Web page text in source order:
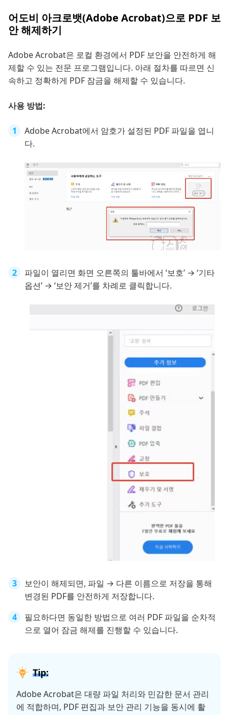
어도비 아크로뱃(Adobe Acrobat)으로 PDF 보
안 해제하기
Adobe Acrobat은 로컬 환경에서 PDF 보안을 안전하게 해
제할 수 있는 전문 프로그램입니다. 아래 절차를 따르면 신
속하고 정확하게 PDF 잠금을 해제할 수 있습니다.
사용 방법:
Adobe Acrobat에서 암호가 설정된 PDF 파일을 엽니
다.
파일이 열리면 화면 오른쪽의 툴바에서 ‘보호’ → ‘기타
옵션’ → ‘보안 제거’를 차례로 클릭합니다.
보안이 해제되면, 파일 → 다른 이름으로 저장을 통해
변경된 PDF를 안전하게 저장합니다.
필요하다면 동일한 방법으로 여러 PDF 파일을 순차적
으로 열어 잠금 해제를 진행할 수 있습니다.
Tip:
Adobe Acrobat은 대량 파일 처리와 민감한 문서 관리
에 적합하며, PDF 편집과 보안 관리 기능을 동시에 활